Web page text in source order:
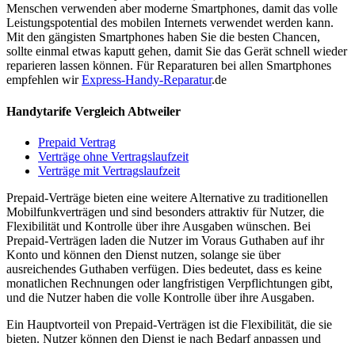
Menschen verwenden aber moderne Smartphones, damit das volle
Leistungspotential des mobilen Internets verwendet werden kann.
Mit den gängisten Smartphones haben Sie die besten Chancen,
sollte einmal etwas kaputt gehen, damit Sie das Gerät schnell wieder
reparieren lassen können. Für Reparaturen bei allen Smartphones
empfehlen wirExpress-Handy-Reparatur.de
Handytarife Vergleich Abtweiler
Prepaid Vertrag
Verträge ohne Vertragslaufzeit
Verträge mit Vertragslaufzeit
Prepaid-Verträge bieten eine weitere Alternative zu traditionellen
Mobilfunkverträgen und sind besonders attraktiv für Nutzer, die
Flexibilität und Kontrolle über ihre Ausgaben wünschen. Bei
Prepaid-Verträgen laden die Nutzer im Voraus Guthaben auf ihr
Konto und können den Dienst nutzen, solange sie über
ausreichendes Guthaben verfügen. Dies bedeutet, dass es keine
monatlichen Rechnungen oder langfristigen Verpflichtungen gibt,
und die Nutzer haben die volle Kontrolle über ihre Ausgaben.
Ein Hauptvorteil von Prepaid-Verträgen ist die Flexibilität, die sie
bieten. Nutzer können den Dienst je nach Bedarf anpassen und